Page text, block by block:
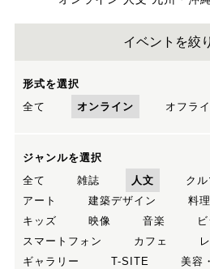
イベントを絞
形式を選択
全て
オンライン オフラ
ジャンルを選択
全て
雑誌 人文
ク
アート
建築デザイン 料理
キッズ
映像 音楽
スマートフォン
カフェ
ギャラリー
T-SITE 美容